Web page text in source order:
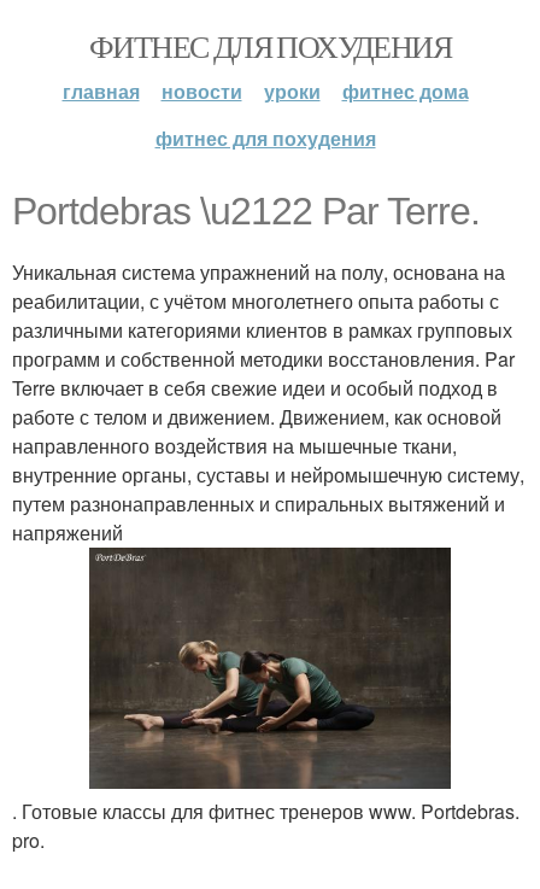
ФИТНЕС ДЛЯ ПОХУДЕНИЯ
главная новости уроки
фитнес дома
фитнес для похудения
Portdebras \u2122 Par Terre.
Уникальная система упражнений на полу, основана на
реабилитации, с учётом многолетнего опыта работы с
различными категориями клиентов в рамках групповых
программ и собственной методики восстановления. Par
Terre включает в себя свежие идеи и особый подход в
работе с телом и движением. Движением, как основой
направленного воздействия на мышечные ткани,
внутренние органы, суставы и нейромышечную систему,
путем разнонаправленных и спиральных вытяжений и
напряжений
. Готовые классы для фитнес тренеров www. Portdebras.
pro.